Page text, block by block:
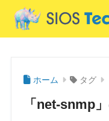
ホーム タグ
「net-snmp